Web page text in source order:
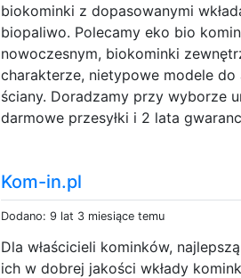
biokominki z dopasowanymi
biopaliwo. Polecamy eko bio
nowoczesnym, biokominki
charakterze, nietypowe modele do
ściany. Doradzamy przy wyborze
darmowe przesyłki i 2 lata
Kom-in.pl
Dodano: 9 lat 3 miesiące temu
Dla właścicieli kominków,
ich w dobrej jakości wkłady